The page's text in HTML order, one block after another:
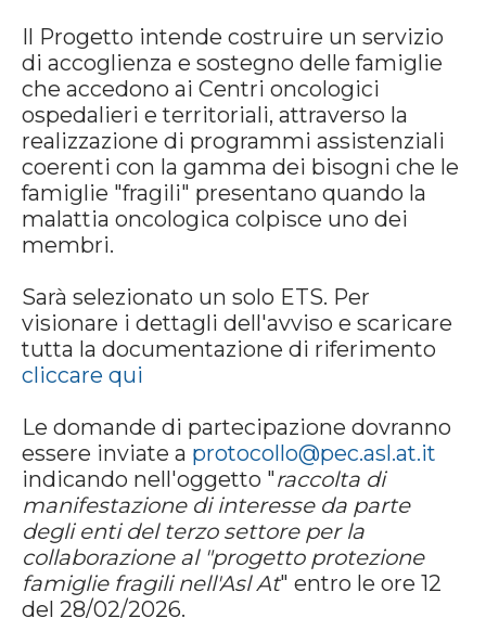
Il Progetto intende costruire un servizio
di accoglienza e sostegno delle famiglie
che accedono ai Centri oncologici
ospedalieri e territoriali, attraverso la
realizzazione di programmi assistenziali
coerenti con la gamma dei bisogni che le
famiglie "fragili" presentano quando la
malattia oncologica colpisce uno dei
membri.
Sarà selezionato un solo ETS. Per
visionare i dettagli dell'avviso e scaricare
tutta la documentazione di riferimento
cliccare qui
Le domande di partecipazione dovranno
essere inviate a protocollo@pec.asl.at.it
indicando nell'oggetto "raccolta di
manifestazione di interesse da parte
degli enti del terzo settore per la
collaborazione al "progetto protezione
famiglie fragili nell'Asl At" entro le ore 12
del 28/02/2026.